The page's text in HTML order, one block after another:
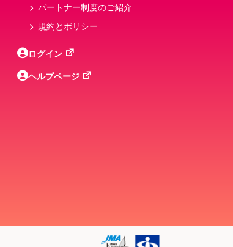
パートナー制度のご紹介
規約とボリシー
ログイン
ヘルプページ